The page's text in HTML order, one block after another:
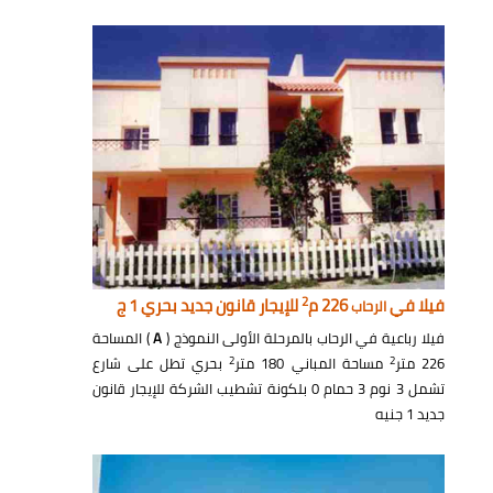
فيلا فيالرحاب226 م 2للإيجار قانون جديد بحري 1 ج
فيلا رباعية في الرحاب بالمرحلة الأولى النموذج (A) المساحة
226 متر
2 مساحة المباني 180 متر 2بحري تطل على شارع
تشمل 3 نوم 3 حمام 0 بلكونة تشطيب الشركة للإيجار قانون
جديد 1 جنيه